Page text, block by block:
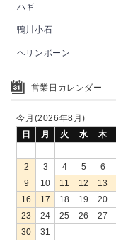
ハギ
鴨川小石
ヘリンボーン
営業日カレンダー
今月(2026年8月)
日
月 火 水 木
2
3 4 5 6
9
10 11 12 13
16
17 18 19 20
23
24 25 26 27
30
31